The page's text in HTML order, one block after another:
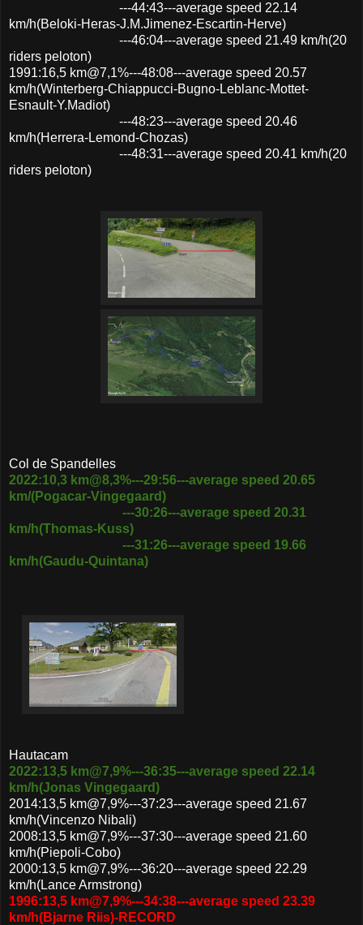
---44:43---average speed 22.14
km/h(Beloki-Heras-J.M.Jimenez-Escartin-Herve)
---46:04---average speed 21.49 km/h(20
riders peloton)
1991:16,5 km@7,1%---48:08---average speed 20.57
km/h(Winterberg-Chiappucci-Bugno-Leblanc-Mottet-
Esnault-Y.Madiot)
---48:23---average speed 20.46
km/h(Herrera-Lemond-Chozas)
---48:31---average speed 20.41 km/h(20
riders peloton)
Col de Spandelles
2022:10,3 km@8,3%---29:56---average speed 20.65
km/(Pogacar-Vingegaard)
---30:26---average speed 20.31
km/h(Thomas-Kuss)
---31:26---average speed 19.66
km/h(Gaudu-Quintana)
Hautacam
2022:13,5 km@7,9%---36:35---average speed 22.14
km/h(Jonas Vingegaard)
2014:13,5 km@7,9%---37:23---average speed 21.67
km/h(Vincenzo Nibali)
2008:13,5 km@7,9%---37:30---average speed 21.60
km/h(Piepoli-Cobo)
2000:13,5 km@7,9%---36:20---average speed 22.29
km/h(Lance Armstrong)
1996:13,5 km@7,9%---34:38---average speed 23.39
km/h(Bjarne Riis)-RECORD